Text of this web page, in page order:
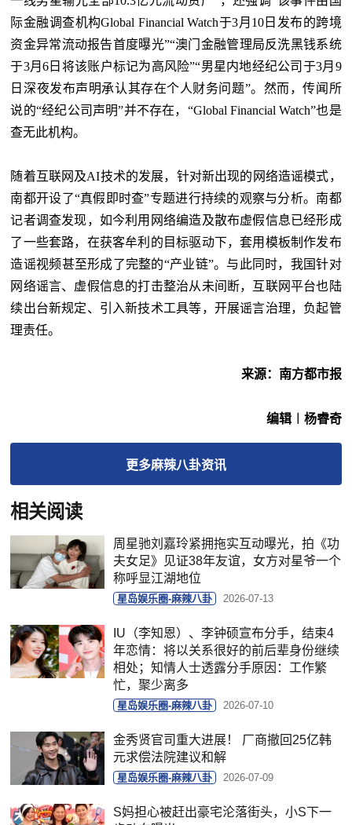
际金融调查机构Global Financial Watch于3月10日发布的跨境
资金异常流动报告首度曝光”“澳门金融管理局反洗黑钱系统
于3月6日将该账户标记为高风险”“男星内地经纪公司于3月9
日深夜发布声明承认其存在个人财务问题”。然而，传闻所
说的“经纪公司声明”并不存在，“Global Financial Watch”也是
查无此机构。
随着互联网及AI技术的发展，针对新出现的网络造谣模式，
南都开设了“真假即时查”专题进行持续的观察与分析。南都
记者调查发现，如今利用网络编造及散布虚假信息已经形成
了一些套路，在获客牟利的目标驱动下，套用模板制作发布
造谣视频甚至形成了完整的“产业链”。与此同时，我国针对
网络谣言、虚假信息的打击整治从未间断，互联网平台也陆
续出台新规定、引入新技术工具等，开展谣言治理，负起管
理责任。
来源：南方都市报
编辑︱杨睿奇
更多麻辣八卦资讯
相关阅读
周星驰刘嘉玲紧拥拖实互动曝光，拍《功
夫女足》见证38年友谊，女方对星爷一个
称呼显江湖地位
星岛娱乐圈-麻辣八卦 2026-07-13
IU（李知恩）、李钟硕宣布分手，结束4
年恋情：将以关系很好的前后辈身份继续
相处；知情人士透露分手原因：工作繁
忙，聚少离多
星岛娱乐圈-麻辣八卦 2026-07-10
金秀贤官司重大进展！ 厂商撤回25亿韩
元求偿法院建议和解
星岛娱乐圈-麻辣八卦 2026-07-09
S妈担心被赶出豪宅沦落街头，小S下一